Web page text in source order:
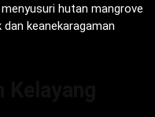
hutan mangrove
keanekaragaman